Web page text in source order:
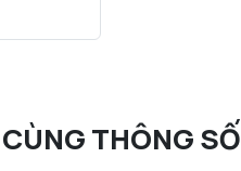
THÔNG SỐ